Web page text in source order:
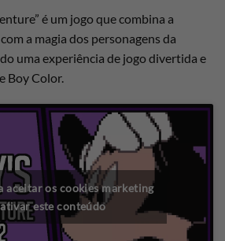
é um jogo que combina a
a magia dos personagens da
uma experiência de jogo divertida e
Boy Color.
aceitar os cookies marketing
este conteúdo